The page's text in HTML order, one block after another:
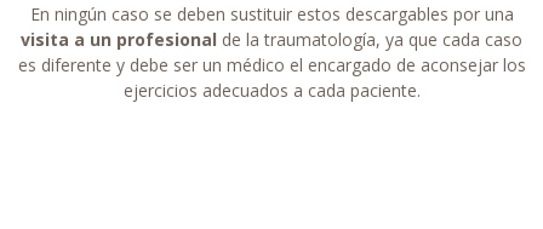
En ningún caso se deben sustituir estos descargables por una
visita a un profesional de la traumatología, ya que cada caso
es diferente y debe ser un médico el encargado de aconsejar los
ejercicios adecuados a cada paciente.